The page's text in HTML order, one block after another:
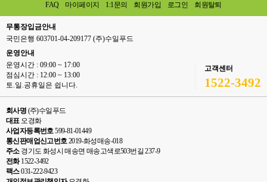
FAQ 마이페이지 1:1문의 회원가입 로그인 회원탈퇴
무통장입금안내
국민은행 603701-04-209177 (주)수일푸드
운영안내
운영시간 : 09:00 ~ 17:00
점심시간 : 12:00 ~ 13:00
토.일.공휴일은 쉽니다.
고객센터
1522-3492
회사명 (주)수일푸드
대표오경화
사업자등록번호599-81-01449
통신판매업신고번호2019-화성매송-018
주소경기도 화성시 매송면 매송고색로503번길 237-9
전화1522-3492
팩스031-222-9423